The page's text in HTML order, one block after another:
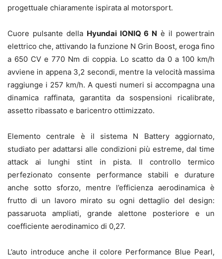
progettuale chiaramente ispirata al motorsport.
Cuore pulsante della Hyundai IONIQ 6 N è il powertrain
elettrico che, attivando la funzione N Grin Boost, eroga fino
a 650 CV e 770 Nm di coppia. Lo scatto da 0 a 100 km/h
avviene in appena 3,2 secondi, mentre la velocità massima
raggiunge i 257 km/h. A questi numeri si accompagna una
dinamica raffinata, garantita da sospensioni ricalibrate,
assetto ribassato e baricentro ottimizzato.
Elemento centrale è il sistema N Battery aggiornato,
studiato per adattarsi alle condizioni più estreme, dal time
attack ai lunghi stint in pista. Il controllo termico
perfezionato consente performance stabili e durature
anche sotto sforzo, mentre l’efficienza aerodinamica è
frutto di un lavoro mirato su ogni dettaglio del design:
passaruota ampliati, grande alettone posteriore e un
coefficiente aerodinamico di 0,27.
L’auto introduce anche il colore Performance Blue Pearl,